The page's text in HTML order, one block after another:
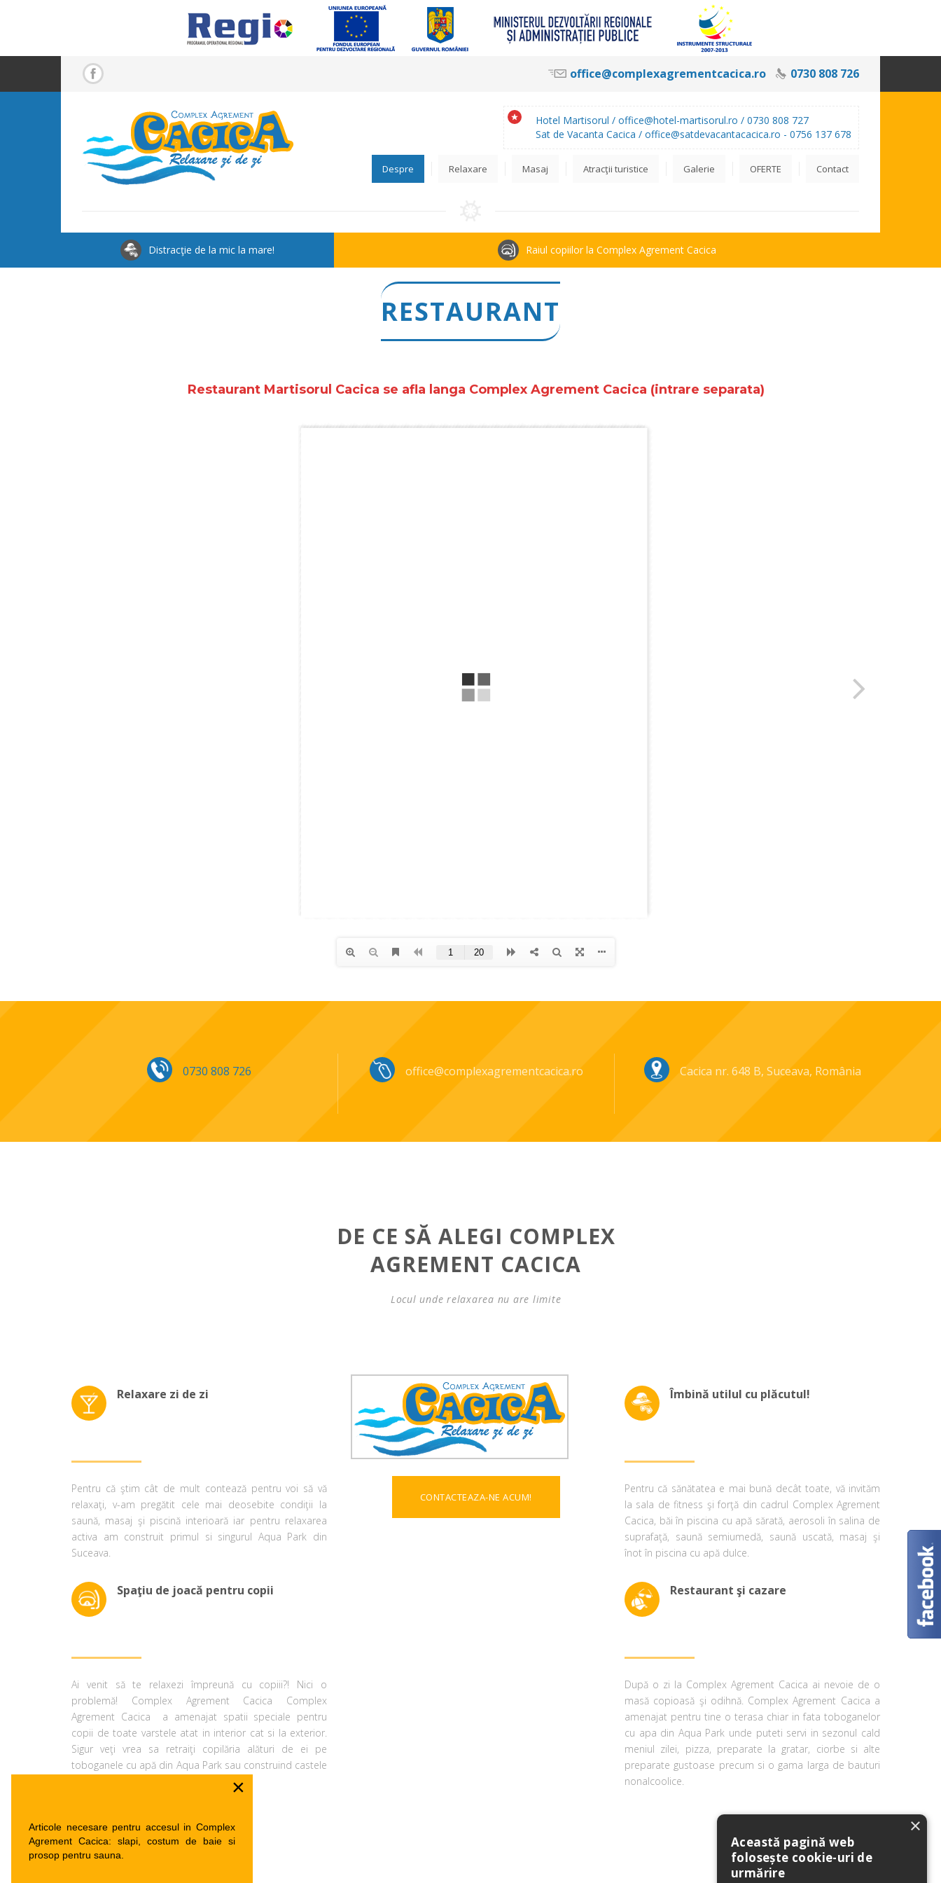
office@complexagrementcacica.ro 0730 808 726
Hotel Martisorul / office@hotel-martisorul.ro / 0730 808 727
Sat de Vacanta Cacica / office@satdevacantacacica.ro - 0756 137 678
Despre Relaxare Masaj Atracţii turistice Galerie OFERTE Contact
Distracţie de la mic la mare! Raiul copiilor la Complex Agrement Cacica
RESTAURANT
Restaurant Martisorul Cacica se afla langa Complex Agrement Cacica (intrare separata)
0730 808 726 office@complexagrementcacica.ro Cacica nr. 648 B, Suceava, România
DE CE SĂ ALEGI COMPLEX
AGREMENT CACICA
Locul unde relaxarea nu are limite
Relaxare zi de zi
Pentru că ştim cât de mult contează pentru voi să vă
relaxaţi, v-am pregătit cele mai deosebite condiţii la
saună, masaj şi piscină interioară iar pentru relaxarea
activa am construit primul si singurul Aqua Park din
Suceava.
Spaţiu de joacă pentru copii
Ai venit să te relaxezi împreună cu copiii?! Nici o
problemă! Complex Agrement Cacica Complex
Agrement Cacica a amenajat spatii speciale pentru
copii de toate varstele atat in interior cat si la exterior.
Sigur veţi vrea sa retraiţi copilăria alături de ei pe
toboganele cu apă din Aqua Park sau construind castele
CONTACTEAZA-NE ACUM!
Îmbină utilul cu plăcutul!
Pentru că sănătatea e mai bună decât toate, vă invităm
la sala de fitness şi forţă din cadrul Complex Agrement
Cacica, băi în piscina cu apă sărată, aerosoli în salina de
suprafaţă, saună semiumedă, saună uscată, masaj şi
înot în piscina cu apă dulce.
Restaurant şi cazare
După o zi la Complex Agrement Cacica ai nevoie de o
masă copioasă şi odihnă. Complex Agrement Cacica a
amenajat pentru tine o terasa chiar in fata toboganelor
cu apa din Aqua Park unde puteti servi in sezonul cald
meniul zilei, pizza, preparate la gratar, ciorbe si alte
preparate gustoase precum si o gama larga de bauturi
nonalcoolice.
Articole necesare pentru accesul in Complex
Agrement Cacica: slapi, costum de baie si
prosop pentru sauna.
×
Această pagină web
folosește cookie-uri de
urmărire
×